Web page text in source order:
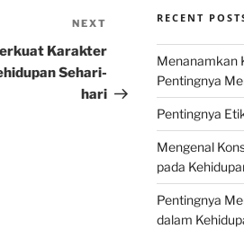
Post
NEXT
Karakter
Sehari-
hari
RECENT
Menanamkan
Pentingnya
Pentingnya
Mengenal
pada
Pentingnya
dalam